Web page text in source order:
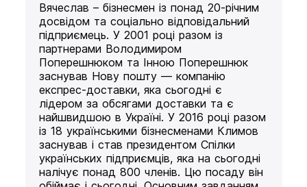
Вячеслав – бізнесмен із понад 20-річним
досвідом та соціально відповідальний
підприємець. У 2001 році разом із
партнерами Володимиром
Поперешнюком та Інною Поперешнюк
заснував Нову пошту — компанію
експрес-доставки, яка сьогодні є
лідером за обсягами доставки та є
найшвидшою в Україні. У 2016 році разом
із 18 українськими бізнесменами Климов
заснував і став президентом Спілки
українських підприємців, яка на сьогодні
налічує понад 800 членів. Цю посаду він